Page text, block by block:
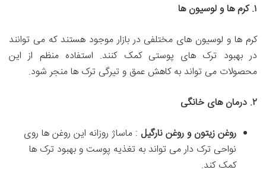
۱.کرم ها و لوسیون ها
کرم ها و لوسیون های مختلفی در بازار موجود هستند که می توانند
در بهبود ترک های پوستی کمک کنند. استفاده منظم از این
محصولات می تواند به کاهش عمق و تیرگی ترک ها منجر شود.
۲. درمان های خانگی
روغن زیتون و روغن نارگیل : ماساژ روزانه این روغن ها روی
نواحی ترک دار می تواند به تغذیه پوست و بهبود ترک ها
کمک کند.